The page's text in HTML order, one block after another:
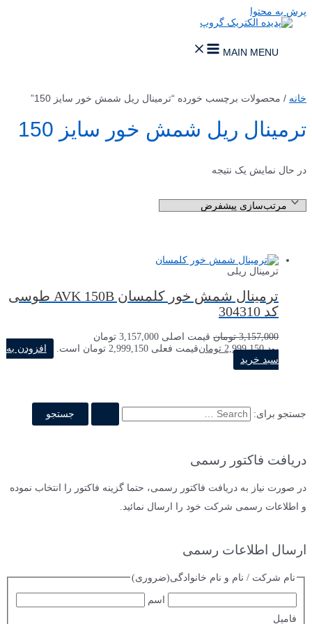
پرش به محتوا
MAIN MENU
جستجو برای:
دریافت فاکتور رسمی
در صورت نیاز به دریافت فاکتور رسمی، حتما گزینه فاکتور را انتخاب نموده
و اطلاعات رسمی شرکت خود را ارسال نمائید.
ارسال اطلاعات رسمی
نام شرکت / نام و نام خانوادگی(ضروری)
اسم
فامیل
خانه / محصولات برچسب خورده “ترمینال ریل شمش خور سایز 150”
ترمینال ریل شمش خور سایز 150
در حال نمایش یک نتیجه
ترمینال ریلی
ترمینال شمش خور کلمسان AVK 150B طوسی
کد 304310
3,157,000 تومان
قیمت اصلی 3,157,000 تومان
بود.2,999,150 تومانقیمت فعلی 2,999,150 تومان است.
افزودن به
سبد خرید